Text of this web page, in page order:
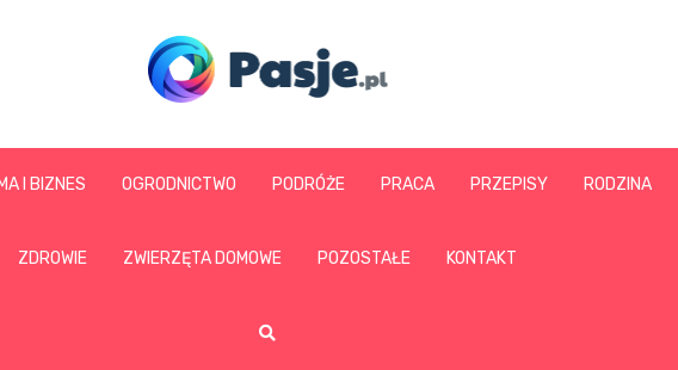
www.pasje.pl
I BIZNES OGRODNICTWO PODRÓŻE PRACA PRZEPISY RODZINA
ZDROWIE ZWIERZĘTA DOMOWE POZOSTAŁE KONTAKT